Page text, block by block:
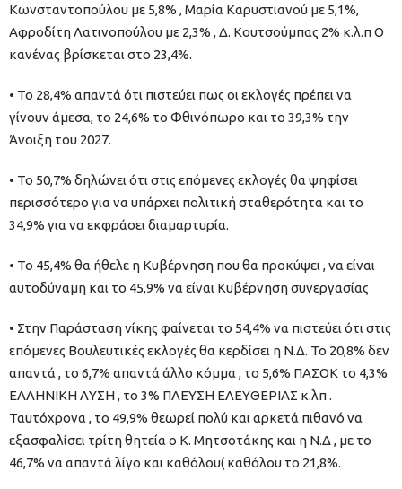
Κωνσταντοπούλου με 5,8% , Μαρία Καρυστιανού με 5,1%,
Αφροδίτη Λατινοπούλου με 2,3% , Δ. Κουτσούμπας 2% κ.λ.π Ο
κανένας βρίσκεται στο 23,4%.
• Το 28,4% απαντά ότι πιστεύει πως οι εκλογές πρέπει να
γίνουν άμεσα, το 24,6% το Φθινόπωρο και το 39,3% την
Άνοιξη του 2027.
• Το 50,7% δηλώνει ότι στις επόμενες εκλογές θα ψηφίσει
περισσότερο για να υπάρχει πολιτική σταθερότητα και το
34,9% για να εκφράσει διαμαρτυρία.
• Το 45,4% θα ήθελε η Κυβέρνηση που θα προκύψει , να είναι
αυτοδύναμη και το 45,9% να είναι Κυβέρνηση συνεργασίας
• Στην Παράσταση νίκης φαίνεται το 54,4% να πιστεύει ότι στις
επόμενες Βουλευτικές εκλογές θα κερδίσει η Ν.Δ. Το 20,8% δεν
απαντά , το 6,7% απαντά άλλο κόμμα , το 5,6% ΠΑΣΟΚ το 4,3%
ΕΛΛΗΝΙΚΗ ΛΥΣΗ , το 3% ΠΛΕΥΣΗ ΕΛΕΥΘΕΡΙΑΣ κ.λπ .
Ταυτόχρονα , το 49,9% θεωρεί πολύ και αρκετά πιθανό να
εξασφαλίσει τρίτη θητεία ο Κ. Μητσοτάκης και η Ν.Δ , με το
46,7% να απαντά λίγο και καθόλου( καθόλου το 21,8%.